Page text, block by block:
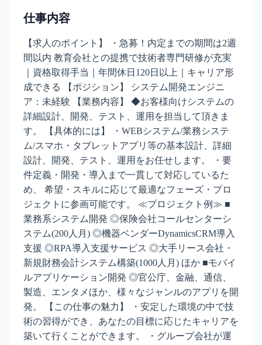
仕事内容
【求人のポイント】 ・急募！内定までの期間は2週
間以内 教育会社との提携で技術者専門研修が充実
｜資格取得手当｜年間休日120日以上｜キャリア形
成できる 【ポジション】 システム開発エンジニ
ア：未経験 【業務内容】 ◆お客様向けシステムの
詳細設計、開発、テスト、運用を担当して頂きま
す。 【具体的には】 ・WEBシステム/業務システ
ム/スマホ・タブレットアプリ等の基本設計、詳細
設計、開発、テスト、運用をお任せします。 ・要
件定義・開発・導入まで一貫して対応しているた
め、 希望・スキルに応じて最適なフェーズ・プロ
ジェクトに参画可能です。 ≪プロジェクト例≫ ■
業務系システム開発 ◎保険会社コールセンターシ
ステム(200人月) ◎機器ベンダーDynamicsCRM導入
支援 ◎RPA導入支援サービス ◎大手リース会社・
新規財務会計システム構築(1000人月) ほか ■モバイ
ルアプリケーション開発 ◎官公庁、金融、通信、
製造、エンタメほか、様々なジャンルのアプリを開
発。 【この仕事の魅力】 ・安定した環境の中で技
術の習得ができ、あなたの目標に応じたキャリアを
築いて行くことができます。 ・グループ会社が運